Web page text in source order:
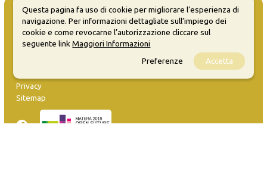
Privacy
Sitemap
Questa pagina fa uso di cookie per migliorare l’esperienza di
navigazione. Per informazioni dettagliate sull’impiego dei
cookie e come revocarne l’autorizzazione cliccare sul
seguente linkMaggiori Informazioni
Preferenze
Accetta